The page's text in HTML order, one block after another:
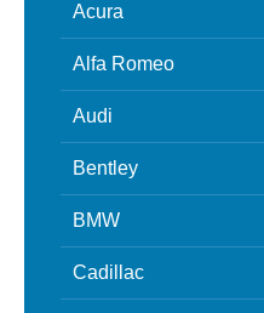
Acura
Alfa Romeo
Audi
Bentley
BMW
Cadillac